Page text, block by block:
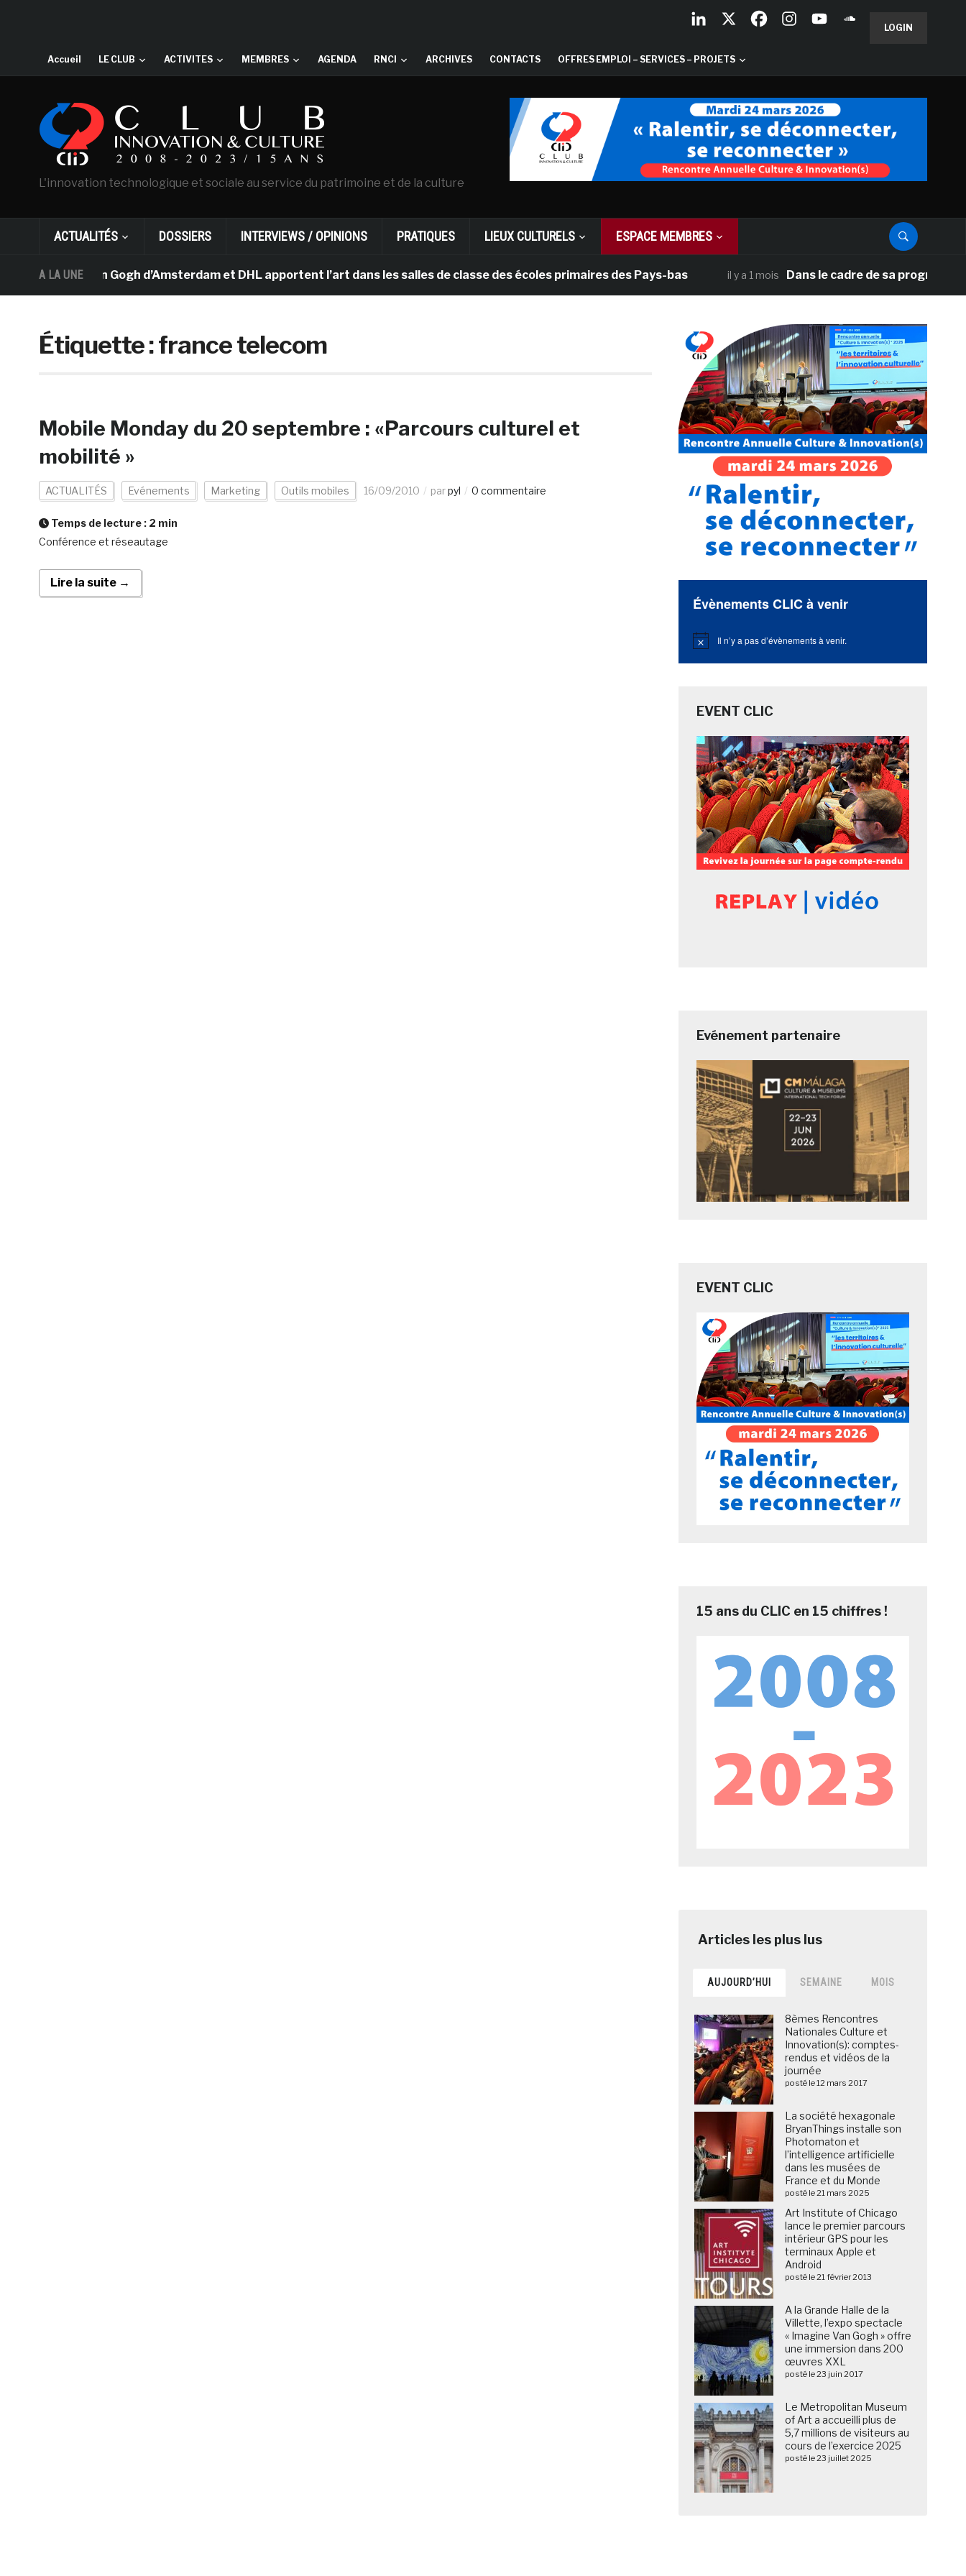
LOGIN
Accueil LE CLUB ACTIVITES MEMBRES AGENDA RNCI ARCHIVES CONTACTS OFFRES EMPLOI – SERVICES – PROJETS
L'innovation technologique et sociale au service du patrimoine et de la culture
ACTUALITÉS DOSSIERS INTERVIEWS / OPINIONS PRATIQUES LIEUX CULTURELS ESPACE MEMBRES
A LA UNE
musée Van Gogh d’Amsterdam et DHL apportent l’art dans les salles de classe des écoles primaires des Pays-bas il y a 1 mois Dans le cadre de sa programmation
Étiquette :france telecom
Mobile Monday du 20 septembre : «Parcours culturel et
mobilité »
ACTUALITÉS Evénements Marketing Outils mobiles 16/09/2010 parpyl 0 commentaire
Temps de lecture : 2 min
Conférence et réseautage
Lire la suite →
Évènements CLIC à venir
Notice Il n’y a pas d’évènements à venir.
EVENT CLIC
Evénement partenaire
EVENT CLIC
15 ans du CLIC en 15 chiffres !
AUJOURD’HUI SEMAINE MOIS
8èmes Rencontres
Nationales Culture et
Innovation(s): comptes-
rendus et vidéos de la
journée
posté le 12 mars 2017
La société hexagonale
BryanThings installe son
Photomaton et
l’intelligence artificielle
dans les musées de
France et du Monde
posté le 21 mars 2025
Art Institute of Chicago
lance le premier parcours
intérieur GPS pour les
terminaux Apple et
Android
posté le 21 février 2013
A la Grande Halle de la
Villette, l’expo spectacle
« Imagine Van Gogh » offre
une immersion dans 200
œuvres XXL
posté le 23 juin 2017
Le Metropolitan Museum
of Art a accueilli plus de
5,7 millions de visiteurs au
cours de l’exercice 2025
posté le 23 juillet 2025